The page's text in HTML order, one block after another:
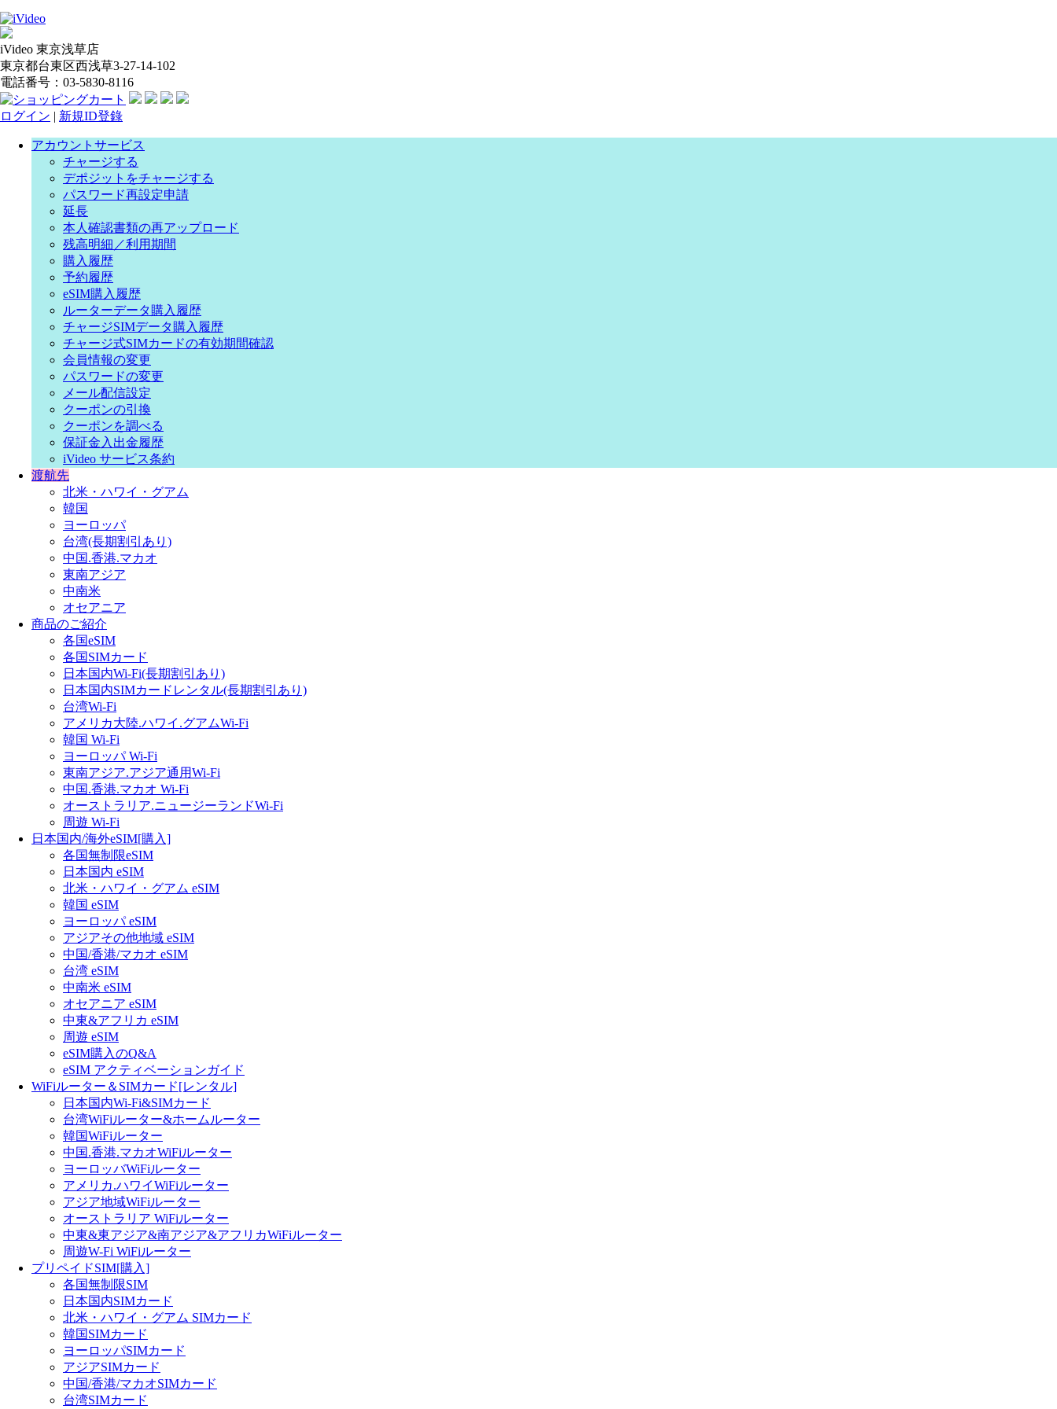
iVideo 東京浅草店
東京都台東区西浅草3-27-14-102
電話番号：03-5830-8116
ログイン | 新規ID登錄
アカウントサービス
チャージする
デポジットをチャージする
パスワード再設定申請
延長
本人確認書類の再アップロード
残高明細／利用期間
購入履歴
予約履歴
eSIM購入履歴
ルーターデータ購入履歴
チャージSIMデータ購入履歴
チャージ式SIMカードの有効期間確認
会員情報の変更
パスワードの変更
メール配信設定
クーポンの引換
クーポンを調べる
保証金入出金履歴
iVideo サービス条約
渡航先
北米・ハワイ・グアム
韓国
ヨーロッパ
台湾(長期割引あり)
中国.香港.マカオ
東南アジア
中南米
オセアニア
商品のご紹介
各国eSIM
各国SIMカード
日本国内Wi-Fi(長期割引あり)
日本国内SIMカードレンタル(長期割引あり)
台湾Wi-Fi
アメリカ大陸.ハワイ.グアムWi-Fi
韓国 Wi-Fi
ヨーロッパ Wi-Fi
東南アジア.アジア通用Wi-Fi
中国.香港.マカオ Wi-Fi
オーストラリア.ニュージーランドWi-Fi
周遊 Wi-Fi
日本国内/海外eSIM[購入]
各国無制限eSIM
日本国内 eSIM
北米・ハワイ・グアム eSIM
韓国 eSIM
ヨーロッパ eSIM
アジアその他地域 eSIM
中国/香港/マカオ eSIM
台湾 eSIM
中南米 eSIM
オセアニア eSIM
中東&アフリカ eSIM
周遊 eSIM
eSIM購入のQ&A
eSIM アクティベーションガイド
WiFiルーター＆SIMカード[レンタル]
日本国内Wi-Fi&SIMカード
台湾WiFiルーター&ホームルーター
韓国WiFiルーター
中国.香港.マカオWiFiルーター
ヨーロッバWiFiルーター
アメリカ.ハワイWiFiルーター
アジア地域WiFiルーター
オーストラリア WiFiルーター
中東&東アジア&南アジア&アフリカWiFiルーター
周遊W-Fi WiFiルーター
プリペイドSIM[購入]
各国無制限SIM
日本国内SIMカード
北米・ハワイ・グアム SIMカード
韓国SIMカード
ヨーロッパSIMカード
アジアSIMカード
中国/香港/マカオSIMカード
台湾SIMカード